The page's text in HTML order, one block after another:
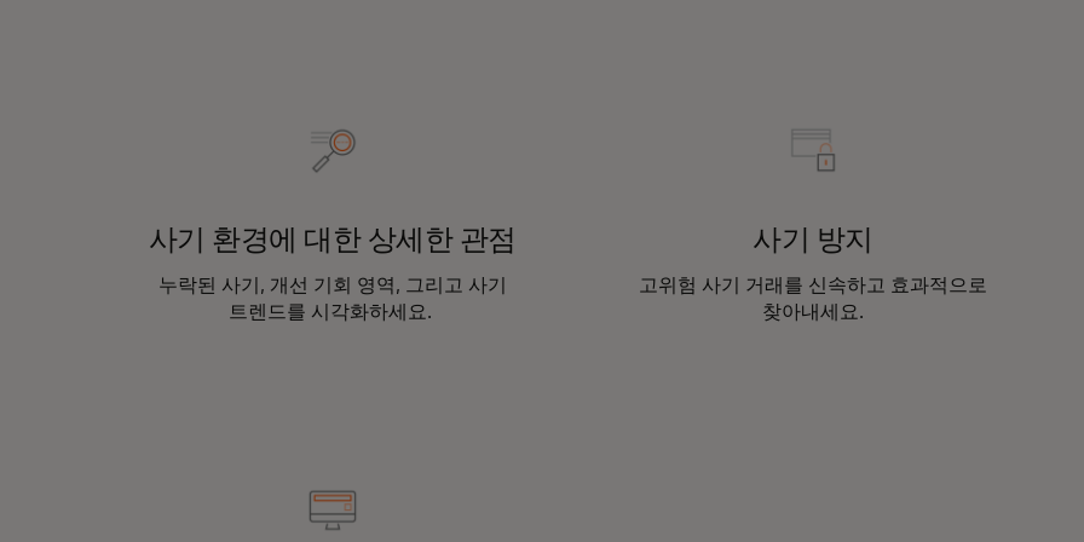
사기 환경에 대한 상세한 관점
누락된 사기, 개선 기회 영역, 그리고 사기
트렌드를 시각화하세요.
사기 방지
고위험 사기 거래를 신속하고 효과적으로
찾아내세요.